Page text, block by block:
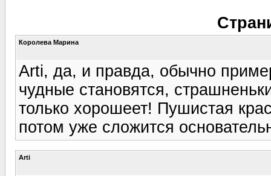
Королева Марина
Arti, да, и правда, обычно
чудные становятся,
только хорошеет! Пушистая
потом уже сложится
Arti